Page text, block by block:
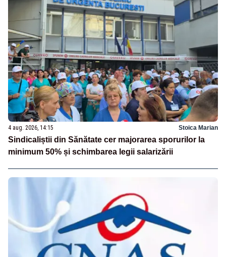
4 aug. 2026, 14:15 Stoica Marian
Sindicaliștii din Sănătate cer majorarea sporurilor la
minimum 50% și schimbarea legii salarizării